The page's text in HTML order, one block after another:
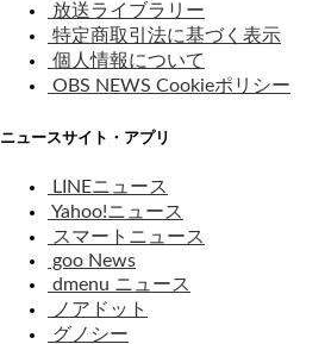
放送ライブラリー
特定商取引法に基づく表示
個人情報について
OBS NEWS Cookieポリシー
ニュースサイト・アプリ
LINEニュース
Yahoo!ニュース
スマートニュース
goo News
dmenu ニュース
ノアドット
グノシー